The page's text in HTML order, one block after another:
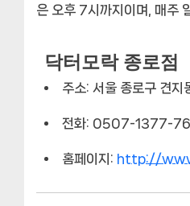
은 오후 7시까지이며, 매주
닥터모락 종로점
주소: 서울 종로구 견지
전화: 0507-1377-
홈페이지: http://